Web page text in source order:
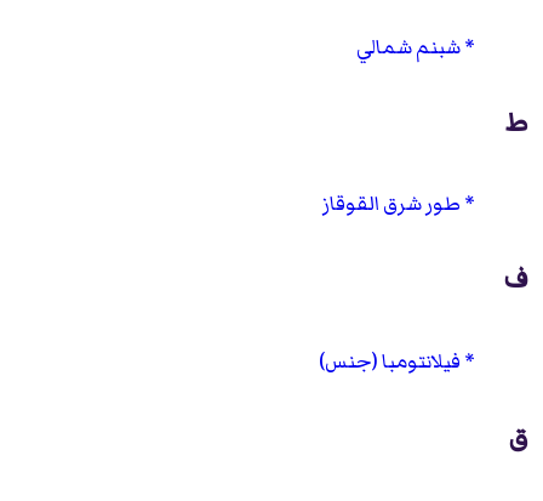
شبنم شمالي
ط
طور شرق القوقاز
ف
فيلانتومبا (جنس)
ق